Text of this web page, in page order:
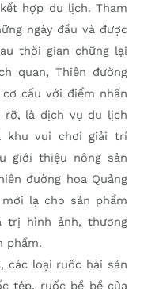
hợp du lịch. Tham
ngày đầu và được
thời gian chững lại
quan, Thiên đường
cấu với điểm nhấn
rỡ, là dịch vụ du lịch
khu vui chơi giải trí
giới thiệu nông sản
đường hoa Quảng
lạ cho sản phẩm
trị hình ảnh, thương
phẩm.
các loại ruốc hải sản
tép, ruốc bề bề của